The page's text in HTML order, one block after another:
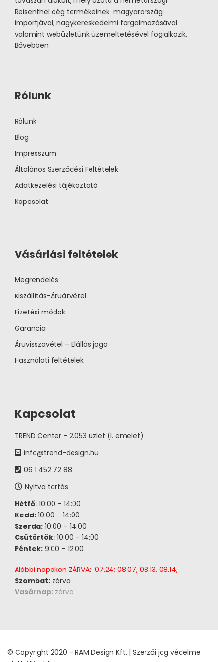
Reisenthel cég termékeinek magyarországi
importjával, nagykereskedelmi forgalmazásával
valamint webüzletünk üzemeltetésével foglalkozik.
Bővebben
Rólunk
Rólunk
Blog
Impresszum
Általános Szerződési Feltételek
Adatkezelési tájékoztató
Kapcsolat
Vásárlási feltételek
Megrendelés
Kiszállítás-Áruátvétel
Fizetési módok
Garancia
Áruvisszavétel – Elállás joga
Használati feltételek
Kapcsolat
TREND Center - 2.053 üzlet (I. emelet)
info@trend-design.hu
06 1 452 72 88
Nyitva tartás
Hétfő: 10:00 – 14:00
Kedd: 10:00 – 14:00
Szerda: 10:00 – 14:00
Csütörtök: 10:00 – 14:00
Péntek: 9:00 – 12:00
Alábbi napokon ZÁRVA: 07.24; 08.07, 08.13, 08.14,
Szombat: zárva
Vasárnap: zárva
© Copyright 2020 - RAM Design Kft. | Szerzői jog védelme